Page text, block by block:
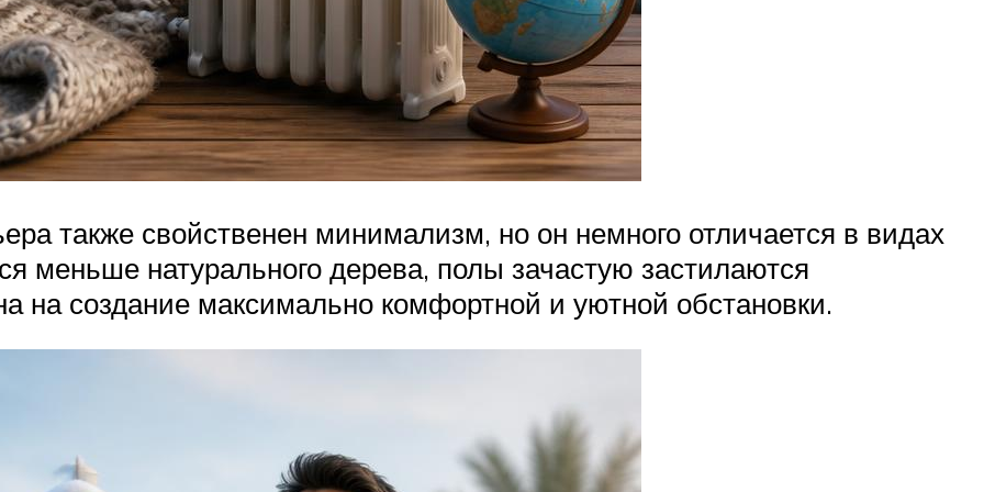
также свойственен минимализм, но он немного отличается в видах
меньше натурального дерева, полы зачастую застилаются
на создание максимально комфортной и уютной обстановки.